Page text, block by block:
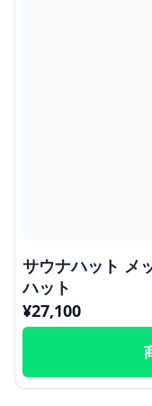
サウナハット メ
ハット
¥27,100